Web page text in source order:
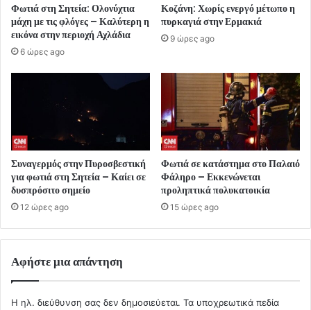
Φωτιά στη Σητεία: Ολονύχτια
μάχη με τις φλόγες – Καλύτερη η
εικόνα στην περιοχή Αχλάδια
6 ώρες ago
Κοζάνη: Χωρίς ενεργό μέτωπο η
πυρκαγιά στην Ερμακιά
9 ώρες ago
Συναγερμός στην Πυροσβεστική
για φωτιά στη Σητεία – Καίει σε
δυσπρόσιτο σημείο
12 ώρες ago
Φωτιά σε κατάστημα στο Παλαιό
Φάληρο – Εκκενώνεται
προληπτικά πολυκατοικία
15 ώρες ago
Αφήστε μια απάντηση
Η ηλ. διεύθυνση σας δεν δημοσιεύεται. Τα υποχρεωτικά πεδία